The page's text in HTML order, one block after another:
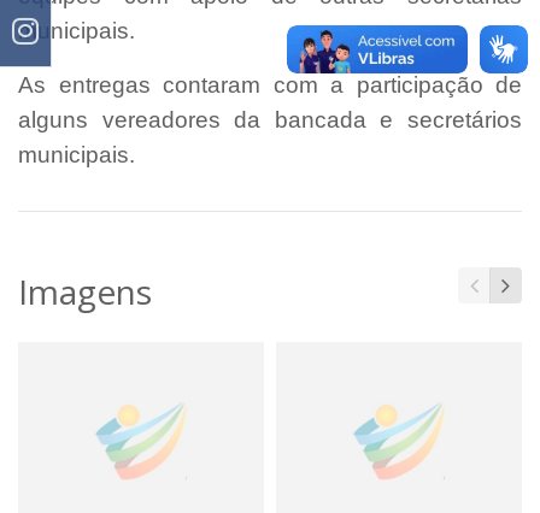
municipais.
As entregas contaram com a participação de
alguns vereadores da bancada e secretários
municipais.
Imagens